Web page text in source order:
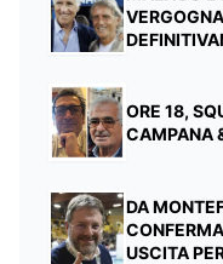
ORE 18,
CAMPANA
DA
USCITA